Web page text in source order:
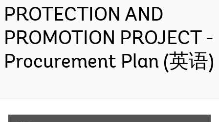
PROTECTION AND
PROMOTION PROJECT -
Procurement Plan (英语)